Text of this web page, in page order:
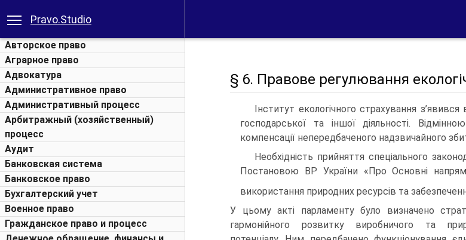
Pravo.Studio
Авторское право
Аграрное право
Адвокатура
Административное право
Административный процесс
Арбитражный (хозяйственный)
процесс
Аудит
Банковская система
Банковское право
Бухгалтерский учет
Военное право
Гражданское право и процесс
§ 6. Правове регулювання
Інститут екологічного страхування
господарської та іншої діяльності.
компенсації непередбаченого надзвичайного
Необхідність прийняття спеціального
Постановою ВР України «Про Основні
використання природних ресурсів та
У цьому акті парламенту було визначено
гармонійного розвитку виробничого та